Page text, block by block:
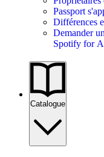
Passport
Différences
Demander
Spotify for
Catalogue